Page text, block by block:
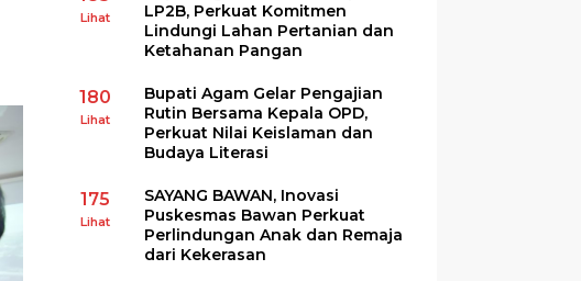
Lihat
LP2B, Perkuat Komitmen
Lindungi Lahan Pertanian dan
Ketahanan Pangan
180
Lihat
Bupati Agam Gelar Pengajian
Rutin Bersama Kepala OPD,
Perkuat Nilai Keislaman dan
Budaya Literasi
175
Lihat
SAYANG BAWAN, Inovasi
Puskesmas Bawan Perkuat
Perlindungan Anak dan Remaja
dari Kekerasan